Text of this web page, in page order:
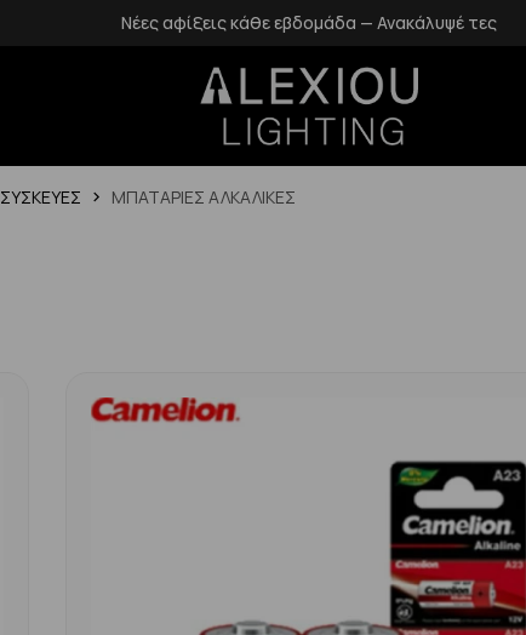
Δωρεάν επιστροφές εντός 14 ημερών
ΣΥΣΚΕΥΕΣ ΜΠΑΤΑΡΙΕΣ ΑΛΚΑΛΙΚΕΣ